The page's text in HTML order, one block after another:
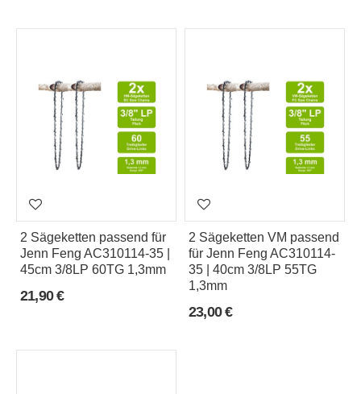
2 Sägeketten passend für
Jenn Feng AC310114-35 |
45cm 3/8LP 60TG 1,3mm
21,90 €
2 Sägeketten VM passend
für Jenn Feng AC310114-
35 | 40cm 3/8LP 55TG
1,3mm
23,00 €